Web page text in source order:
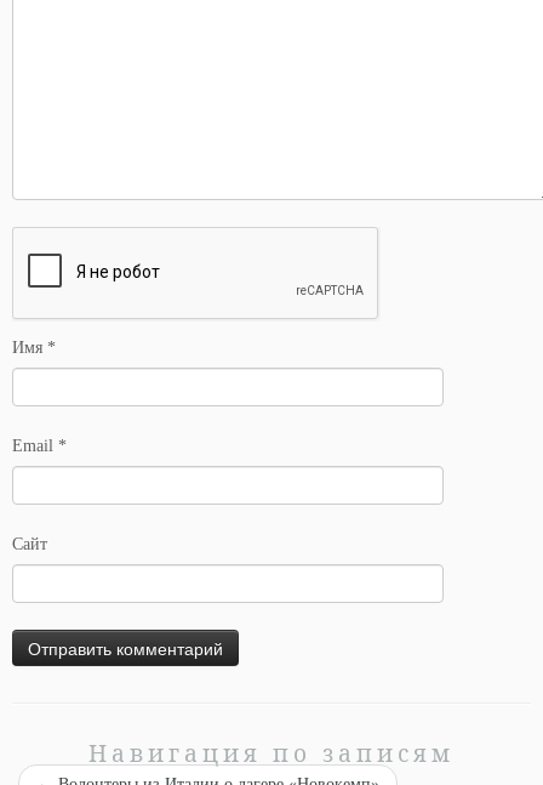
Имя *
Email *
Сайт
Навигация по записям